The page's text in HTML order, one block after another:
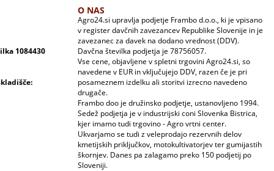
1084430
O NAS
Agro24.si upravlja podjetje Frambo d.o.o., ki je vpisano
v register davčnih zavezancev Republike Slovenije in je
zavezanec za davek na dodano vrednost (DDV).
Davčna številka podjetja je 78756057.
Vse cene, objavljene v spletni trgovini Agro24.si, so
navedene v EUR in vključujejo DDV, razen če je pri
posameznem izdelku ali storitvi izrecno navedeno
drugače.
Frambo doo je družinsko podjetje, ustanovljeno 1994.
Sedež podjetja je v industrijski coni Slovenka Bistrica,
kjer imamo tudi trgovino - Agro vrtni center.
Ukvarjamo se tudi z veleprodajo rezervnih delov
kmetijskih priključkov, motokultivatorjev ter gumijastih
škornjev. Danes pa zalagamo preko 150 podjetij po
Sloveniji.